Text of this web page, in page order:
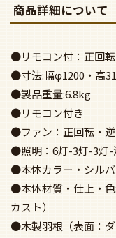
●リモコン付：正回
●製品重量:6.8kg
●リモコン付き
●ファン：正回転・逆
●照明：6灯-3灯-3灯-
●本体カラー・シルバ
●本体材質・仕上・色
カスト）
●木製羽根（表面：
●LED電球